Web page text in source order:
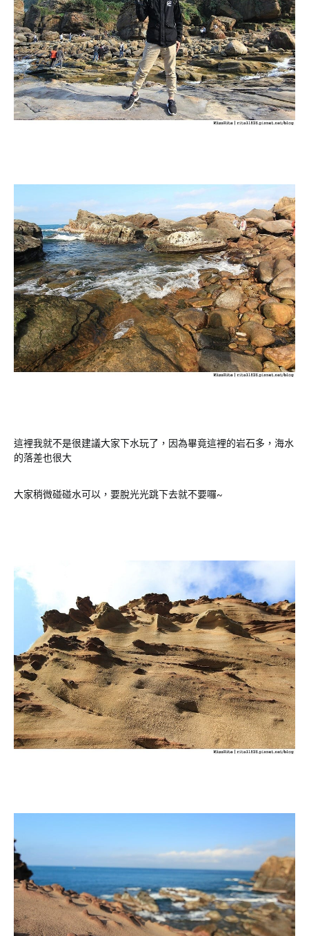
這裡我就不是很建議大家下水玩了，因為畢竟這裡的岩石多，海水
的落差也很大
大家稍微碰碰水可以，要脫光光跳下去就不要囉~